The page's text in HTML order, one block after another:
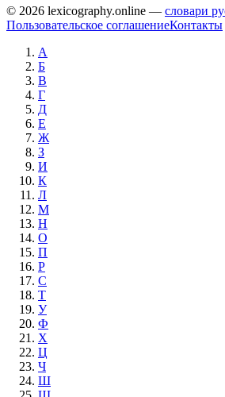
© 2026 lexicography.online — словари
Пользовательское соглашениеКонтакты
А
Б
В
Г
Д
Е
Ж
З
И
К
Л
М
Н
О
П
Р
С
Т
У
Ф
Х
Ц
Ч
Ш